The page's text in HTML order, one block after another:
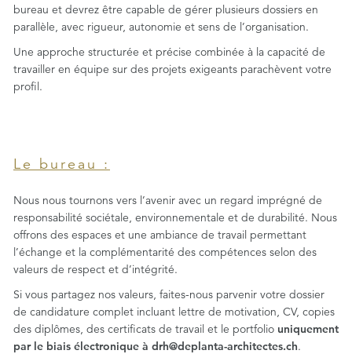
bureau et devrez être capable de gérer plusieurs dossiers en
parallèle, avec rigueur, autonomie et sens de l’organisation.
Une approche structurée et précise combinée à la capacité de
travailler en équipe sur des projets exigeants parachèvent votre
profil.
Le bureau :
Nous nous tournons vers l’avenir avec un regard imprégné de
responsabilité sociétale, environnementale et de durabilité. Nous
offrons des espaces et une ambiance de travail permettant
l’échange et la complémentarité des compétences selon des
valeurs de respect et d’intégrité.
Si vous partagez nos valeurs, faites-nous parvenir votre dossier
de candidature complet incluant lettre de motivation, CV, copies
des diplômes, des certificats de travail et le portfolio uniquement
par le biais électronique à drh@deplanta-architectes.ch.